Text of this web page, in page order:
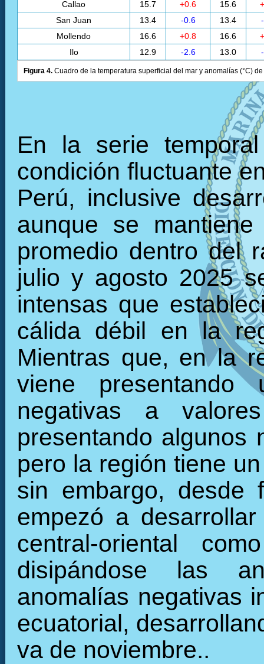
Callao 15.7 +0.6 15.6
San Juan
13.4 -0.6 13.4
Mollendo
16.6 +0.8 16.6
Ilo
12.9 -2.6 13.0
Figura 4. Cuadro de la temperatura superficial del mar y anomalías (°C)
En la serie
condición fluctuante
Perú, inclusive
aunque se
promedio dentro del
julio y agosto 2025
intensas que
cálida débil en la
Mientras que, en la
viene
negativas a
presentando algunos
pero la región tiene
sin embargo,
empezó a
central-oriental
disipándose las
anomalías negativas
ecuatorial,
va de noviembre..